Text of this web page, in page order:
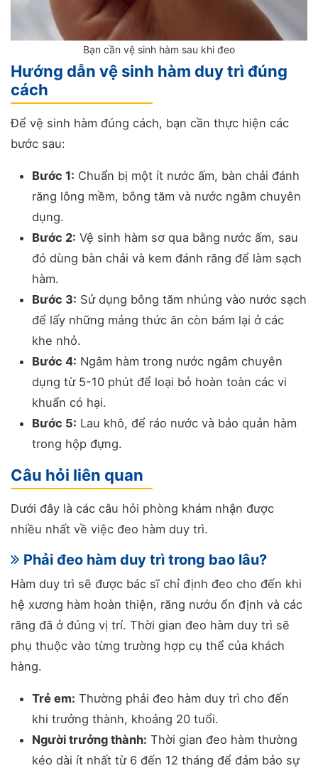
Bạn cần vệ sinh hàm sau khi đeo
Hướng dẫn vệ sinh hàm duy trì đúng
cách
Để vệ sinh hàm đúng cách, bạn cần thực hiện các
bước sau:
Bước 1: Chuẩn bị một ít nước ấm, bàn chải đánh
răng lông mềm, bông tăm và nước ngâm chuyên
dụng.
Bước 2: Vệ sinh hàm sơ qua bằng nước ấm, sau
đó dùng bàn chải và kem đánh răng để làm sạch
hàm.
Bước 3: Sử dụng bông tăm nhúng vào nước sạch
để lấy những mảng thức ăn còn bám lại ở các
khe nhỏ.
Bước 4: Ngâm hàm trong nước ngâm chuyên
dụng từ 5-10 phút để loại bỏ hoàn toàn các vi
khuẩn có hại.
Bước 5: Lau khô, để ráo nước và bảo quản hàm
trong hộp đựng.
Câu hỏi liên quan
Dưới đây là các câu hỏi phòng khám nhận được
nhiều nhất về việc đeo hàm duy trì.
Phải đeo hàm duy trì trong bao lâu?
Hàm duy trì sẽ được bác sĩ chỉ định đeo cho đến khi
hệ xương hàm hoàn thiện, răng nướu ổn định và các
răng đã ở đúng vị trí. Thời gian đeo hàm duy trì sẽ
phụ thuộc vào từng trường hợp cụ thể của khách
hàng.
Trẻ em: Thường phải đeo hàm duy trì cho đến
khi trưởng thành, khoảng 20 tuổi.
Người trưởng thành: Thời gian đeo hàm thường
kéo dài ít nhất từ 6 đến 12 tháng để đảm bảo sự